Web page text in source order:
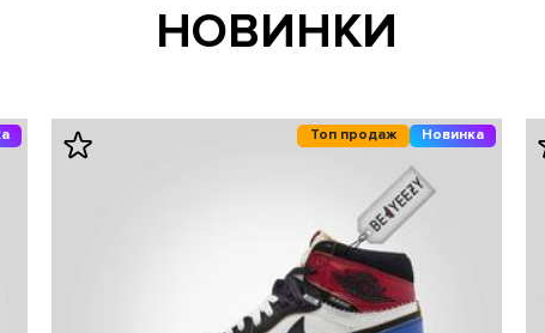
НОВИНКИ
Топ продаж Новинка